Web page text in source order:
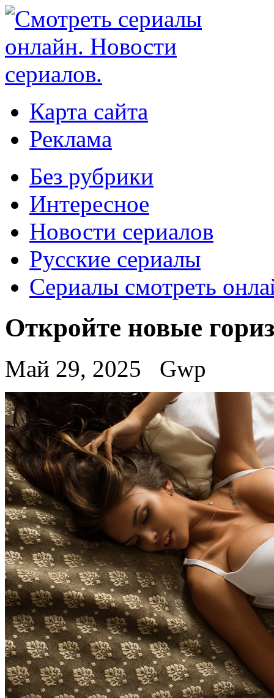
Карта сайта
Реклама
Без рубрики
Интересное
Новости сериалов
Русские сериалы
Сериалы смотреть
Откройте новые
Май 29, 2025 Gwp